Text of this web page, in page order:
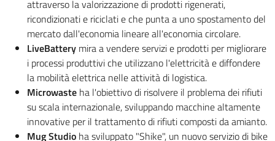
attraverso la valorizzazione di prodotti rigenerati,
ricondizionati e riciclati e che punta a uno spostamento del
mercato dall'economia lineare all'economia circolare.
LiveBattery mira a vendere servizi e prodotti per migliorare
i processi produttivi che utilizzano l'elettricità e diffondere
la mobilità elettrica nelle attività di logistica.
Microwaste ha l'obiettivo di risolvere il problema dei rifiuti
su scala internazionale, sviluppando macchine altamente
innovative per il trattamento di rifiuti composti da amianto.
Mug Studio ha sviluppato "Shike", un nuovo servizio di bike